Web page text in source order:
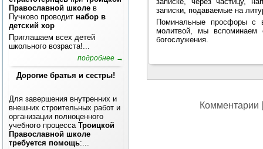
Православной школе в
Пучково проводит набор в
детский хор
Приглашаем всех детей
школьного возраста!...
подробнее →
Дорогие братья и сестры!
Для завершения внутренних и
внешних строительных работ и
организации полноценного
учебного процесса Троицкой
Православной школе
требуется помощь:...
записки, подаваемые на
Поминальные просфоры с
молитвой, мы вспоминаем
богослужения.
Комментарии